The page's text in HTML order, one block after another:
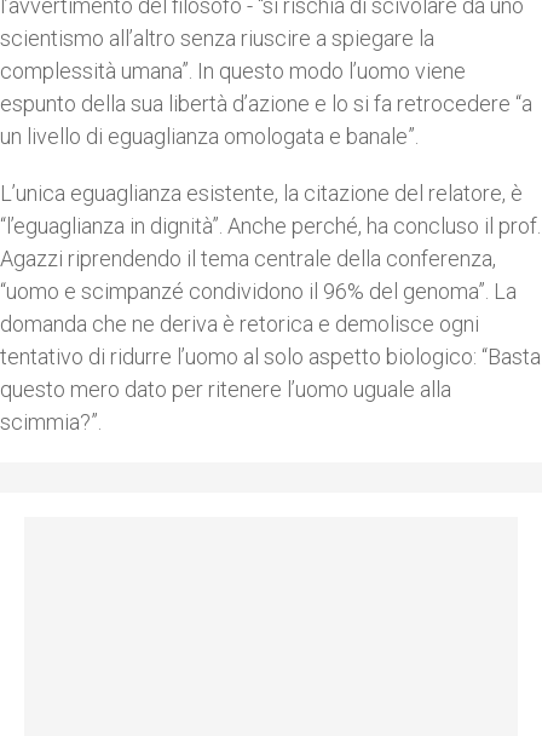
l’avvertimento del filosofo - “si rischia di scivolare da uno
scientismo all’altro senza riuscire a spiegare la
complessità umana”. In questo modo l’uomo viene
espunto della sua libertà d’azione e lo si fa retrocedere “a
un livello di eguaglianza omologata e banale”.
L’unica eguaglianza esistente, la citazione del relatore, è
“l’eguaglianza in dignità”. Anche perché, ha concluso il prof.
Agazzi riprendendo il tema centrale della conferenza,
“uomo e scimpanzé condividono il 96% del genoma”. La
domanda che ne deriva è retorica e demolisce ogni
tentativo di ridurre l’uomo al solo aspetto biologico: “Basta
questo mero dato per ritenere l’uomo uguale alla
scimmia?”.